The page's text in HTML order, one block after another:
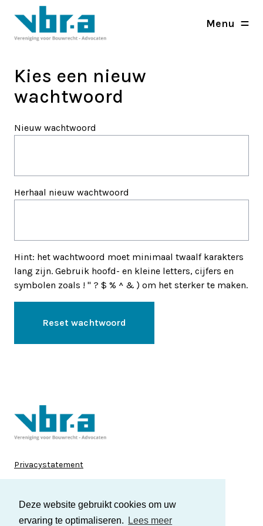
Deze website gebruikt cookies om uw
ervaring te optimaliseren.
Lees meer
Menu
Kies een nieuw
wachtwoord
Nieuw wachtwoord
Herhaal nieuw wachtwoord
Hint: het wachtwoord moet minimaal twaalf karakters
lang zijn. Gebruik hoofd- en kleine letters, cijfers en
symbolen zoals ! " ? $ % ^ & ) om het sterker te maken.
Privacystatement
Cookies